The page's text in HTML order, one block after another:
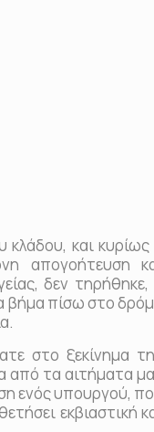
και κυρίως
απογοήτευση
δεν τηρήθηκε,
βήμα πίσω στο
στο ξεκίνημα
από τα αιτήματα
ενός υπουργού,
εκβιαστική